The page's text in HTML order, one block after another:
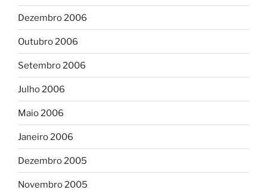
Dezembro 2006
Outubro 2006
Setembro 2006
Julho 2006
Maio 2006
Janeiro 2006
Dezembro 2005
Novembro 2005